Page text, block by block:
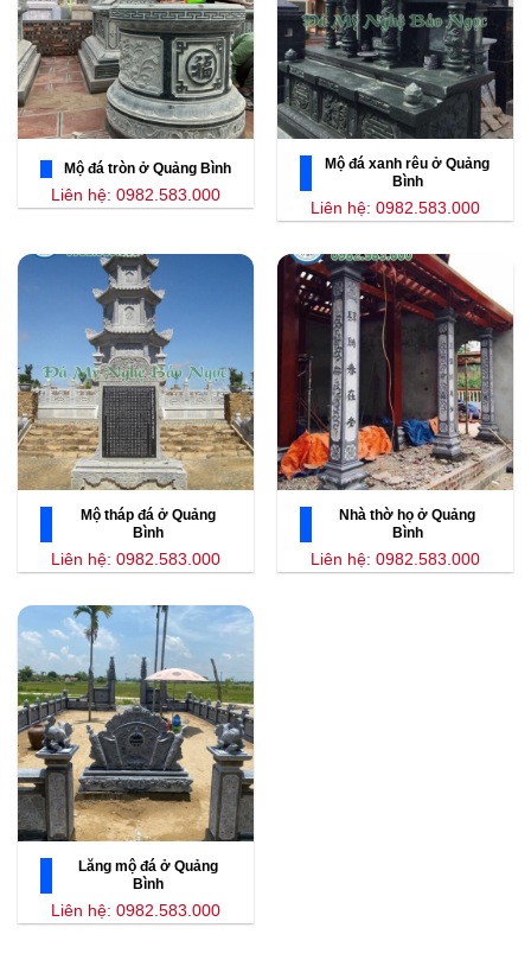
Mộ đá tròn ở Quảng Bình
Liên hệ: 0982.583.000
Mộ đá xanh rêu ở Quảng
Bình
Liên hệ: 0982.583.000
Mộ tháp đá ở Quảng
Bình
Liên hệ: 0982.583.000
Nhà thờ họ ở Quảng
Bình
Liên hệ: 0982.583.000
Lăng mộ đá ở Quảng
Bình
Liên hệ: 0982.583.000